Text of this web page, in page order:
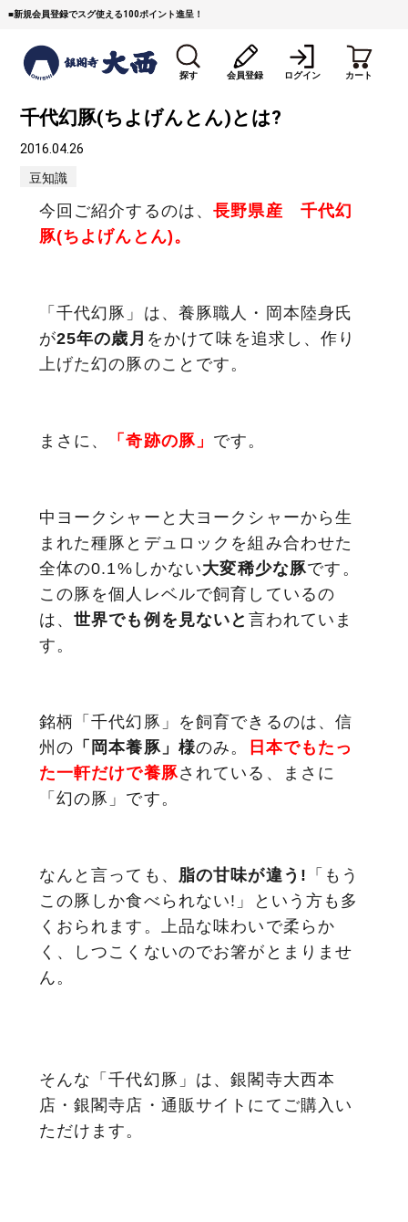
■新規会員登録でスグ使える100ポイント進呈！
探す
すき焼き
焼豚など（豚肉の加工
牛丼など（牛肉の加工
カレー・コロッケ・ハン
サステナブル・和牛
千代幻豚
会員登録 ログイン カート
千代幻豚(ちよげんとん)とは?
2016.04.26
豆知識
今回ご紹介するのは、長野県産 千代幻
豚(ちよげんとん)。
「千代幻豚」は、養豚職人・岡本陸身氏
が25年の歳月 をかけて味を追求し、作り
上げた幻の豚のことです。
まさに、 「奇跡の豚」 です。
中ヨークシャーと大ヨークシャーから生
まれた種豚とデュロックを組み合わせた
全体の0.1%しかない大変稀少な豚です。
この豚を個人レベルで飼育しているの
は、 世界でも例を見ないと 言われていま
す。
銘柄「千代幻豚」を飼育できるのは、信
州の 「岡本養豚」様のみ。
日本でもたっ
た一軒だけで養豚されている、まさに
「幻の豚」です。
なんと言っても、 脂の甘味が違う! 「もう
この豚しか食べられない!」という方も多
くおられます。上品な味わいで柔らか
く、しつこくないのでお箸がとまりませ
ん。
そんな「千代幻豚」は、銀閣寺大西本
店・銀閣寺店・通販サイトにてご購入い
ただけます。